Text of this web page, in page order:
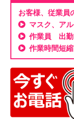
お客様、従業員
マスク、ア
作業員 出勤
作業時間短縮